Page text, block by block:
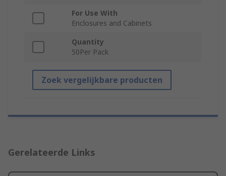
For Use With
Enclosures and Cabinets
Quantity
50Per Pack
Zoek vergelijkbare producten
Gerelateerde Links